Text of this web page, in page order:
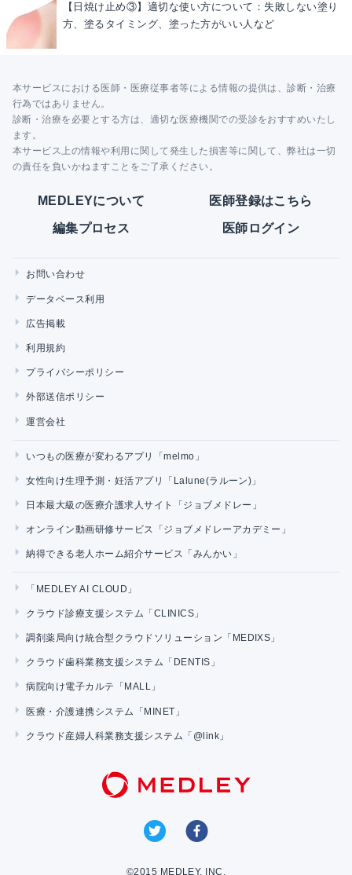
【日焼け止め③】適切な使い方について：失敗しない塗り
方、塗るタイミング、塗った方がいい人など
本サービスにおける医師・医療従事者等による情報の提供は、診断・治療
行為ではありません。
診断・治療を必要とする方は、適切な医療機関での受診をおすすめいたし
ます。
本サービス上の情報や利用に関して発生した損害等に関して、弊社は一切
の責任を負いかねますことをご了承ください。
MEDLEYについて 医師登録はこちら
編集プロセス 医師ログイン
お問い合わせ
データベース利用
広告掲載
利用規約
プライバシーポリシー
外部送信ポリシー
運営会社
いつもの医療が変わるアプリ「melmo」
女性向け生理予測・妊活アプリ「Lalune(ラルーン)」
日本最大級の医療介護求人サイト「ジョブメドレー」
オンライン動画研修サービス「ジョブメドレーアカデミー」
納得できる老人ホーム紹介サービス「みんかい」
「MEDLEY AI CLOUD」
クラウド診療支援システム「CLINICS」
調剤薬局向け統合型クラウドソリューション「MEDIXS」
クラウド歯科業務支援システム「DENTIS」
病院向け電子カルテ「MALL」
医療・介護連携システム「MINET」
クラウド産婦人科業務支援システム「@link」
©2015 MEDLEY, INC.